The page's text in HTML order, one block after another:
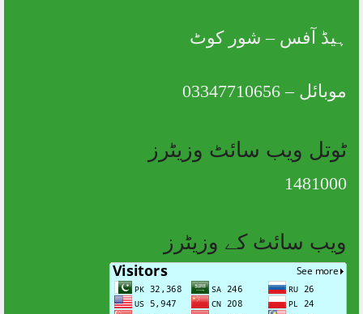
ہیڈ آفس – شور کوٹ
موبائل – 03347710656
ٹوتل ویب سائٹ وزیٹرز
1481000
ویب سائٹ کے وزیٹرز